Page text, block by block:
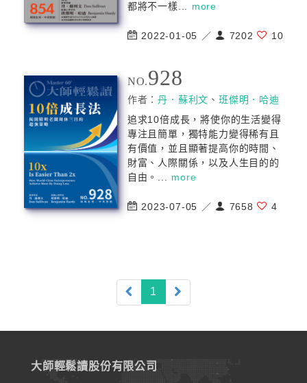
都將不一樣... more
2022-01-05 ／ 7202 10
NO.928
作者：丹．蘇利文 、班傑明．哈迪
追求10倍成長，將使你的生活變得
專注且簡單，獨特能力變得稀有且
有價值，並且顯著提高你的時間、
財富、人際關係，以及人生目的的
自由。... more
2023-07-05 ／ 7658 4
1 (current)
大師輕鬆讀股份有限公司